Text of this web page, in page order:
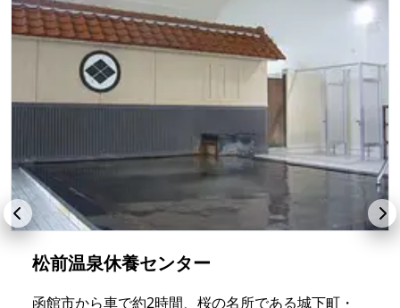
松前温泉休養センター
函館市から車で約2時間、桜の名所である城下町・